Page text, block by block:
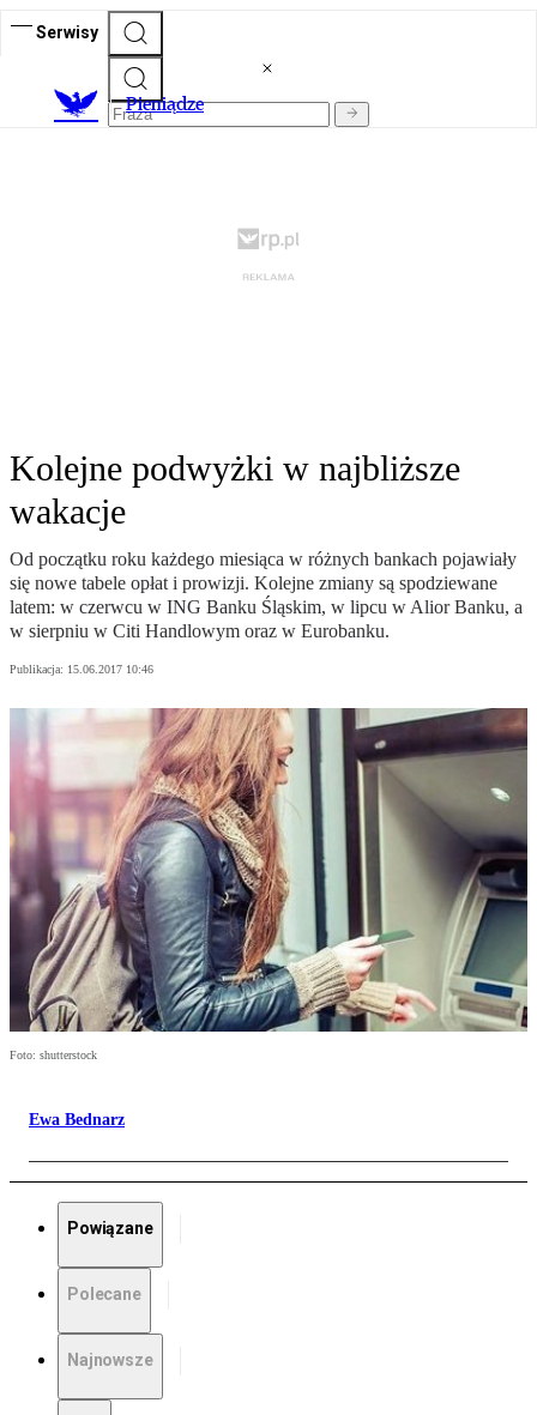
Serwisy
Pieniądze
Kolejne podwyżki w najbliższe
wakacje
Od początku roku każdego miesiąca w różnych bankach pojawiały
się nowe tabele opłat i prowizji. Kolejne zmiany są spodziewane
latem: w czerwcu w ING Banku Śląskim, w lipcu w Alior Banku, a
w sierpniu w Citi Handlowym oraz w Eurobanku.
Publikacja: 15.06.2017 10:46
Foto: shutterstock
Ewa Bednarz
Powiązane
Polecane
Najnowsze